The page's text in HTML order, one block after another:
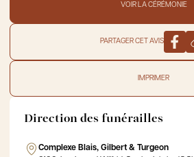
VOIR LA CÉRÉMONIE
PARTAGER CET AVIS
IMPRIMER
Direction des funérailles
Complexe Blais, Gilbert & Turgeon